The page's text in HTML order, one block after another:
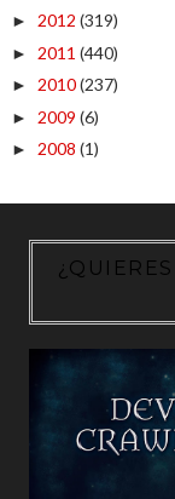
► 2012 (319)
► 2011 (440)
► 2010(237)
► 2009 (6)
► 2008 (1)